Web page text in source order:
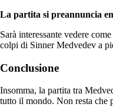
La partita si preannuncia
Sarà interessante vedere
colpi di Sinner Medvedev a
Conclusione
Insomma, la partita tra
tutto il mondo. Non resta che